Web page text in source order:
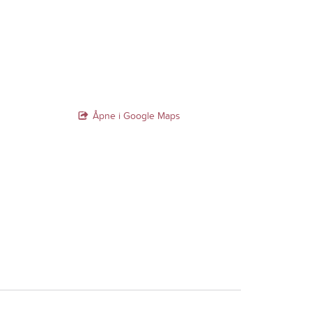
Åpne i Google Maps